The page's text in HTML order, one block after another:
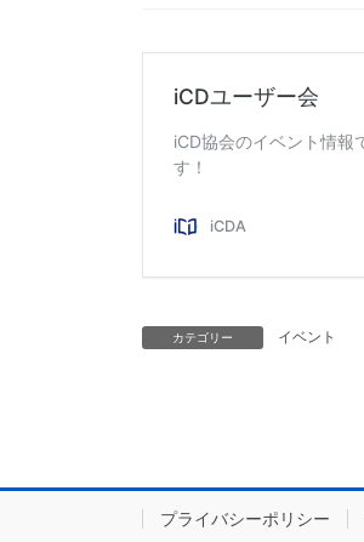
カテゴリー イベント
プライバシーポリシー